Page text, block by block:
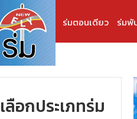
ร่มตอนเดียว ร่มพั
เลือกประเภทร่ม